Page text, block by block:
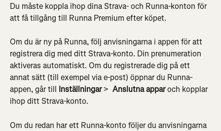
Du måste koppla ihop dina Strava- och Runna-konton för
att få tillgång till Runna Premium efter köpet.
Om du är ny på Runna, följ anvisningarna i appen för att
registrera dig med ditt Strava-konto. Din prenumeration
aktiveras automatiskt. Om du registrerade dig på ett
annat sätt (till exempel via e-post) öppnar du Runna-
appen, går till Inställningar > Anslutna appar och kopplar
ihop ditt Strava-konto.
Om du redan har ett Runna-konto följer du anvisningarna